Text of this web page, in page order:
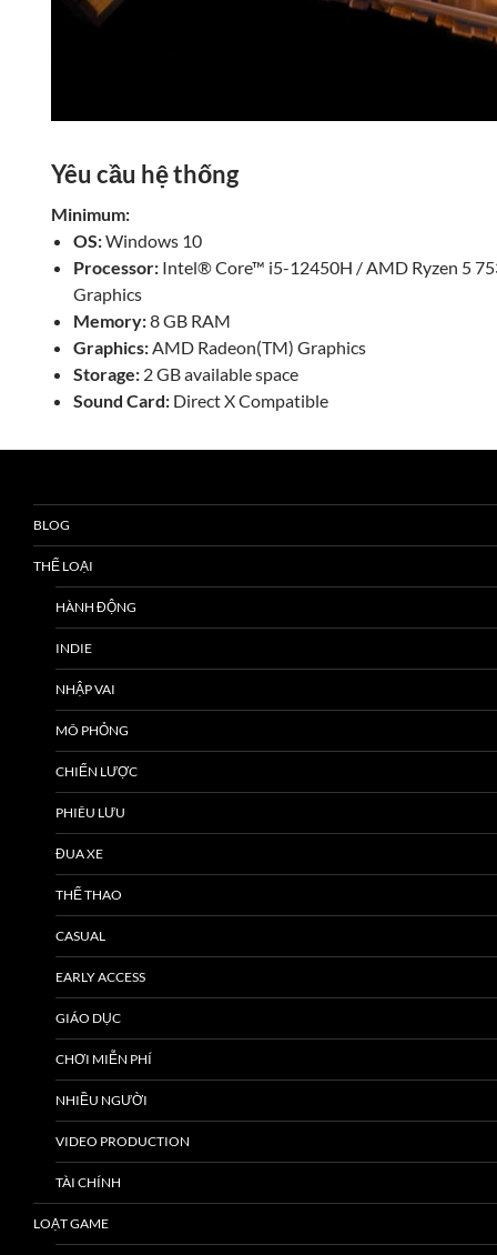
Yêu cầu hệ thống
Minimum:
OS:Windows 10
Processor: Intel® Core™ i5-12450H / AMD Ryzen 5
Graphics
Memory:8 GB RAM
Graphics: AMD Radeon(TM) Graphics
Storage: 2 GB available space
Sound Card: Direct X Compatible
BLOG
THỂ LOẠI
HÀNH ĐỘNG
INDIE
NHẬP VAI
MÔ PHỎNG
CHIẾN LƯỢC
PHIÊU LƯU
ĐUA XE
THỂ THAO
CASUAL
EARLY ACCESS
GIÁO DỤC
CHƠI MIỄN PHÍ
NHIỀU NGƯỜI
VIDEO PRODUCTION
TÀI CHÍNH
LOẠT GAME